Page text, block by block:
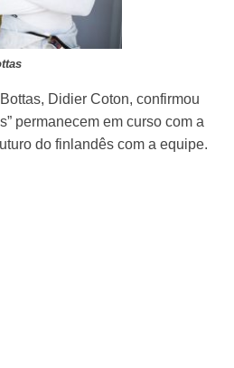
Didier Coton, confirmou
permanecem em curso com a
do finlandês com a equipe.